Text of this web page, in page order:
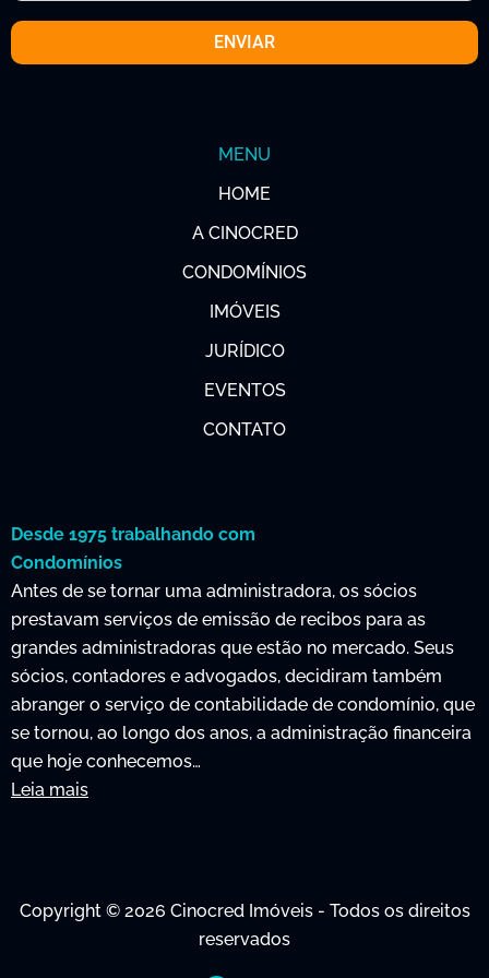
MENU
HOME
A CINOCRED
CONDOMÍNIOS
IMÓVEIS
JURÍDICO
EVENTOS
CONTATO
Desde 1975 trabalhando com
Condomínios
Antes de se tornar uma administradora, os sócios
prestavam serviços de emissão de recibos para as
grandes administradoras que estão no mercado. Seus
sócios, contadores e advogados, decidiram também
abranger o serviço de contabilidade de condomínio, que
se tornou, ao longo dos anos, a administração financeira
que hoje conhecemos…
Leia mais
Copyright © 2026 Cinocred Imóveis - Todos os direitos
reservados